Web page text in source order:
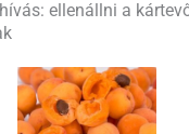
ellenállni a